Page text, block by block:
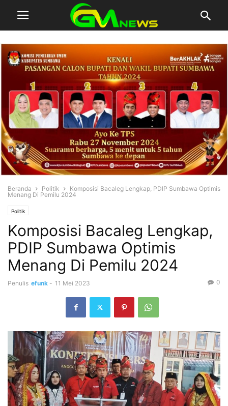
Beranda Politik
Komposisi Bacaleg Lengkap, PDIP Sumbawa Optimis
Menang Di Pemilu 2024
Politik
Komposisi Bacaleg Lengkap,
PDIP Sumbawa Optimis
Menang Di Pemilu 2024
Penulis efunk - 11 Mei 2023 0